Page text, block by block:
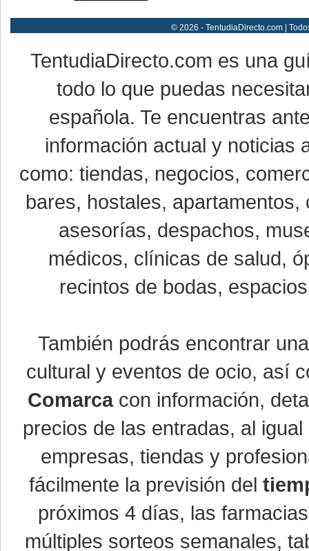
© 2026 - TentudiaDirecto.com |
TentudiaDirecto.com es una
todo lo que puedas
española. Te encuentras
información actual y noticias
como: tiendas, negocios,
bares, hostales,
asesorías, despachos,
médicos, clínicas de salud,
recintos de bodas,
También podrás encontrar
cultural y eventos de ocio, así
Comarcacon información,
precios de las entradas, al
empresas, tiendas y
fácilmente la previsión del
próximos 4 días, las
múltiples sorteos semanales,